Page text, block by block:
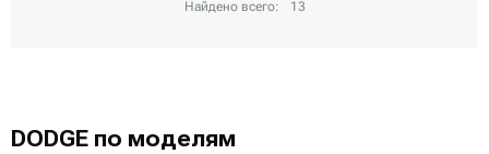
Найдено всего: 13
DODGE по моделям